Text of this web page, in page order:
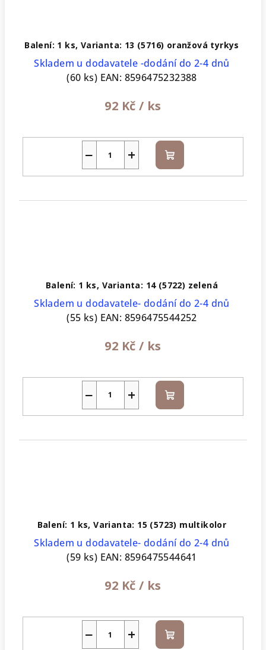
Balení: 1 ks, Varianta: 13 (5716) oranžová tyrkys
Skladem u dodavatele -dodání do 2-4 dnů
(60 ks) EAN: 8596475232388
92 Kč / ks
+
− Do
košíku
Balení: 1 ks, Varianta: 14 (5722) zelená
Skladem u dodavatele- dodání do 2-4 dnů
(55 ks) EAN: 8596475544252
92 Kč / ks
+
− Do
košíku
Balení: 1 ks, Varianta: 15 (5723) multikolor
Skladem u dodavatele- dodání do 2-4 dnů
(59 ks) EAN: 8596475544641
92 Kč / ks
+
− Do